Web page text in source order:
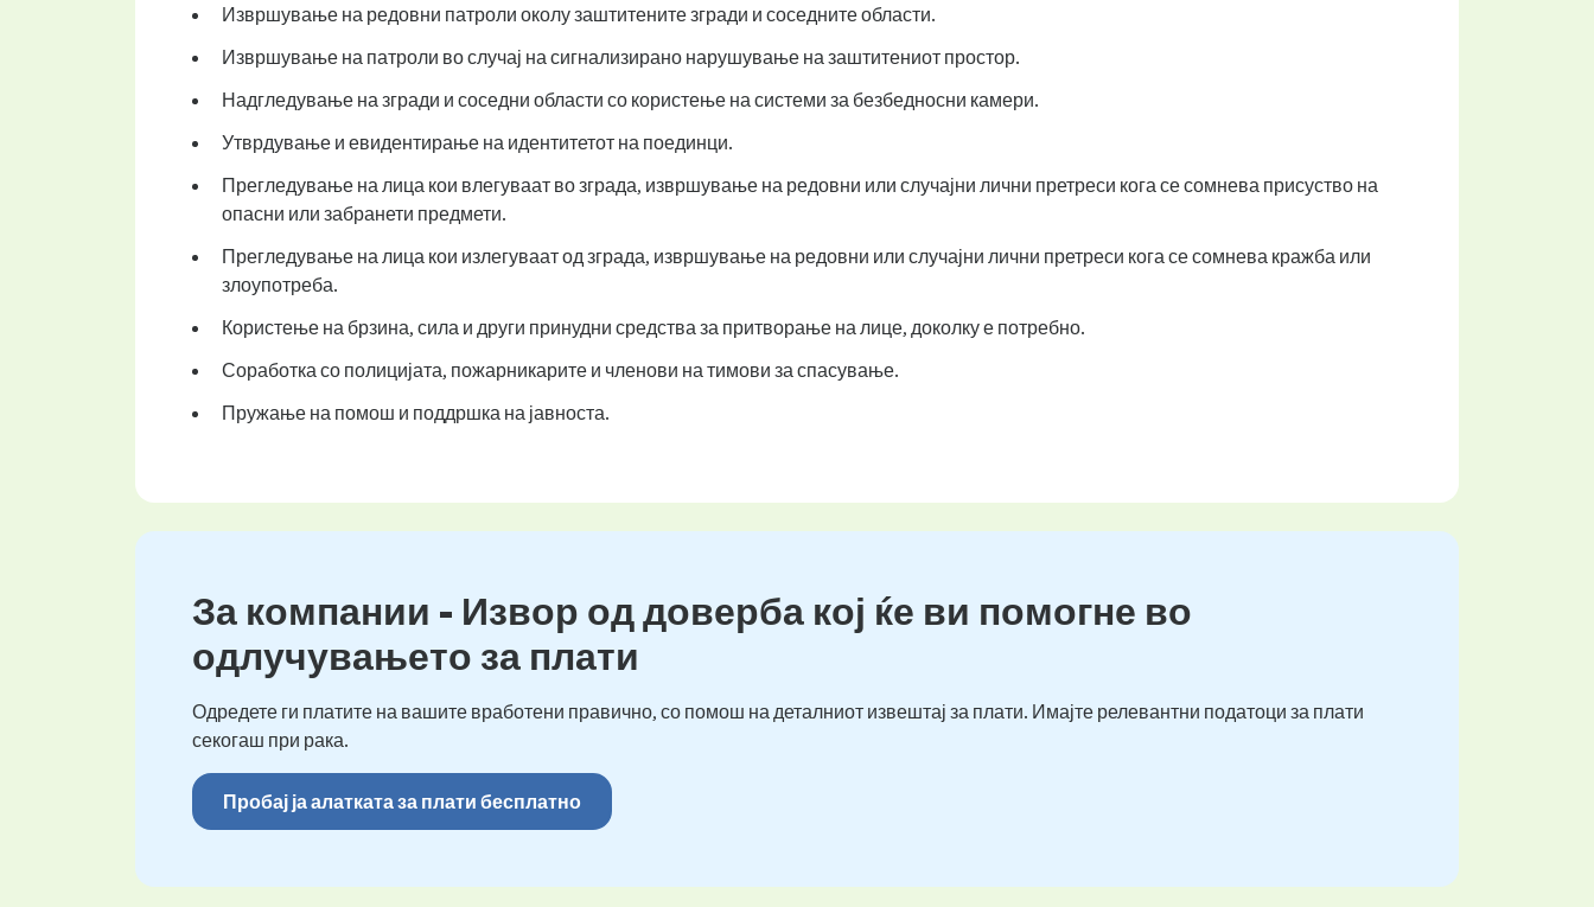
Извршување на редовни патроли околу заштитените згради и соседните области.
Извршување на патроли во случај на сигнализирано нарушување на заштитениот простор.
Надгледување на згради и соседни области со користење на системи за безбедносни камери.
Утврдување и евидентирање на идентитетот на поединци.
Прегледување на лица кои влегуваат во зграда, извршување на редовни или случајни лични претреси кога се сомнева присуство на
опасни или забранети предмети.
Прегледување на лица кои излегуваат од зграда, извршување на редовни или случајни лични претреси кога се сомнева кражба или
злоупотреба.
Користење на брзина, сила и други принудни средства за притворање на лице, доколку е потребно.
Соработка со полицијата, пожарникарите и членови на тимови за спасување.
Пружање на помош и поддршка на јавноста.
За компании - Извор од доверба кој ќе ви помогне во
одлучувањето за плати
Одредете ги платите на вашите вработени правично, со помош на деталниот извештај за плати. Имајте релевантни податоци за плати
секогаш при рака.
Пробај ја алатката за плати бесплатно